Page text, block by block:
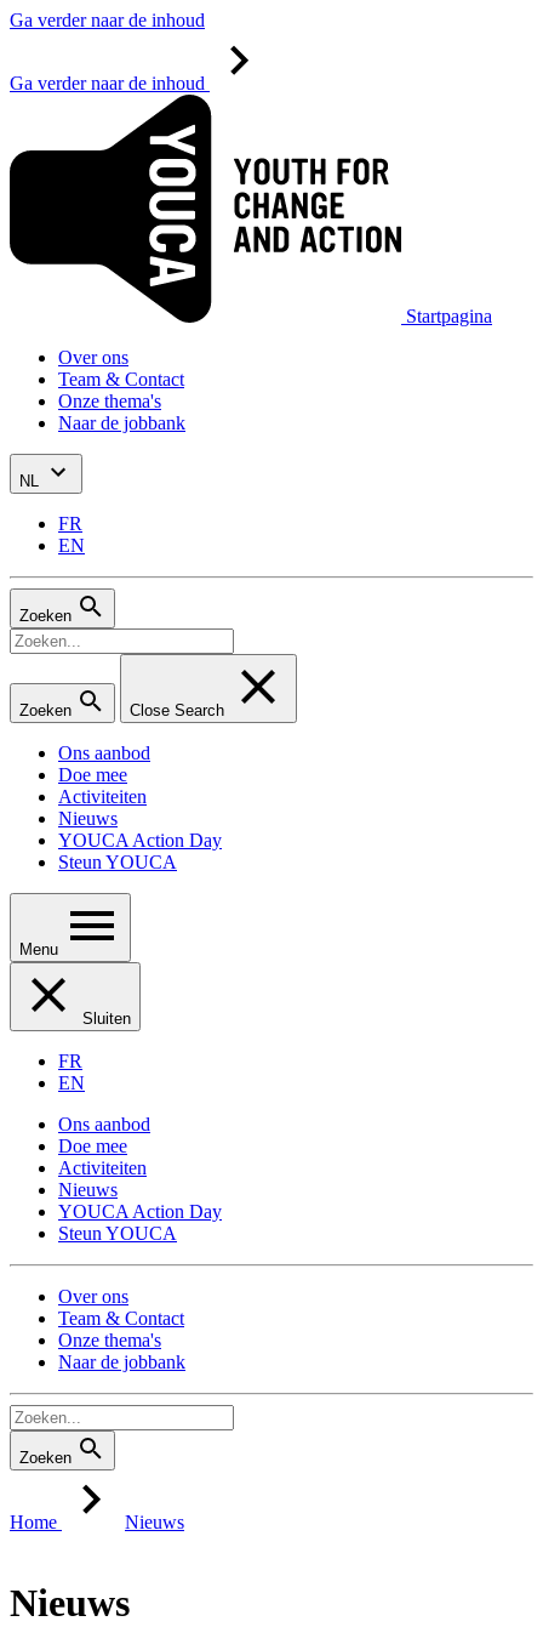
Ga verder naar de inhoud
Ga verder naar de inhoud
Startpagina
Over ons
Team & Contact
Onze thema's
Naar de jobbank
NL
FR
EN
Zoeken
Zoeken Close Search
Ons aanbod
Doe mee
Activiteiten
Nieuws
YOUCA Action Day
Steun YOUCA
Menu
Sluiten
FR
EN
Ons aanbod
Doe mee
Activiteiten
Nieuws
YOUCA Action Day
Steun YOUCA
Over ons
Team & Contact
Onze thema's
Naar de jobbank
Zoeken
Home Nieuws
Nieuws